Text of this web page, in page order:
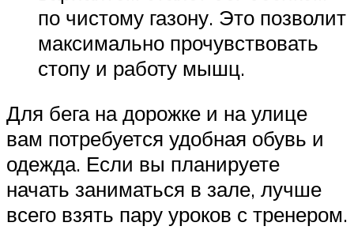
по чистому газону. Это позволит
максимально прочувствовать
стопу и работу мышц.
Для бега на дорожке и на улице
вам потребуется удобная обувь и
одежда. Если вы планируете
начать заниматься в зале, лучше
всего взять пару уроков с тренером.